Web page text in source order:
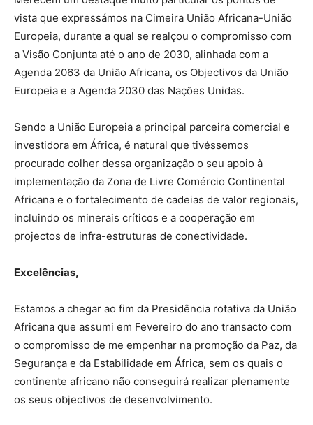
vista que expressámos na Cimeira União Africana-União
Europeia, durante a qual se realçou o compromisso com
a Visão Conjunta até o ano de 2030, alinhada com a
Agenda 2063 da União Africana, os Objectivos da União
Europeia e a Agenda 2030 das Nações Unidas.
Sendo a União Europeia a principal parceira comercial e
investidora em África, é natural que tivéssemos
procurado colher dessa organização o seu apoio à
implementação da Zona de Livre Comércio Continental
Africana e o fortalecimento de cadeias de valor regionais,
incluindo os minerais críticos e a cooperação em
projectos de infra-estruturas de conectividade.
Excelências,
Estamos a chegar ao fim da Presidência rotativa da União
Africana que assumi em Fevereiro do ano transacto com
o compromisso de me empenhar na promoção da Paz, da
Segurança e da Estabilidade em África, sem os quais o
continente africano não conseguirá realizar plenamente
os seus objectivos de desenvolvimento.